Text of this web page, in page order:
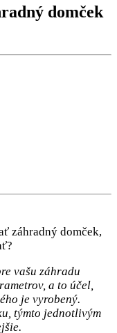
domček
záhradný domček,
vašu záhradu
a to účel,
je vyrobený.
týmto jednotlivým